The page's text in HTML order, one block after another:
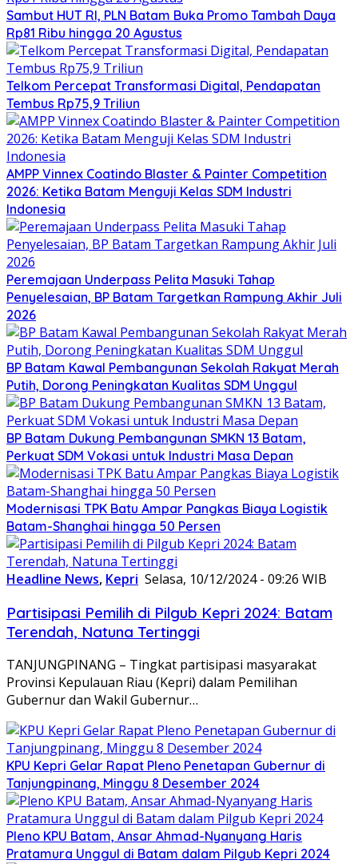
Sambut HUT RI, PLN Batam Buka Promo Tambah Daya
Rp81 Ribu hingga 20 Agustus
Telkom Percepat Transformasi Digital, Pendapatan
Tembus Rp75,9 Triliun
AMPP Vinnex Coatindo Blaster & Painter Competition
2026: Ketika Batam Menguji Kelas SDM Industri
Indonesia
Peremajaan Underpass Pelita Masuki Tahap
Penyelesaian, BP Batam Targetkan Rampung Akhir Juli
2026
BP Batam Kawal Pembangunan Sekolah Rakyat Merah
Putih, Dorong Peningkatan Kualitas SDM Unggul
BP Batam Dukung Pembangunan SMKN 13 Batam,
Perkuat SDM Vokasi untuk Industri Masa Depan
Modernisasi TPK Batu Ampar Pangkas Biaya Logistik
Batam-Shanghai hingga 50 Persen
Headline News, Kepri Selasa, 10/12/2024 - 09:26 WIB
Partisipasi Pemilih di Pilgub Kepri 2024: Batam
Terendah, Natuna Tertinggi
TANJUNGPINANG – Tingkat partisipasi masyarakat
Provinsi Kepulauan Riau (Kepri) dalam Pemilihan
Gubernur dan Wakil Gubernur…
KPU Kepri Gelar Rapat Pleno Penetapan Gubernur di
Tanjungpinang, Minggu 8 Desember 2024
Pleno KPU Batam, Ansar Ahmad-Nyanyang Haris
Pratamura Unggul di Batam dalam Pilgub Kepri 2024